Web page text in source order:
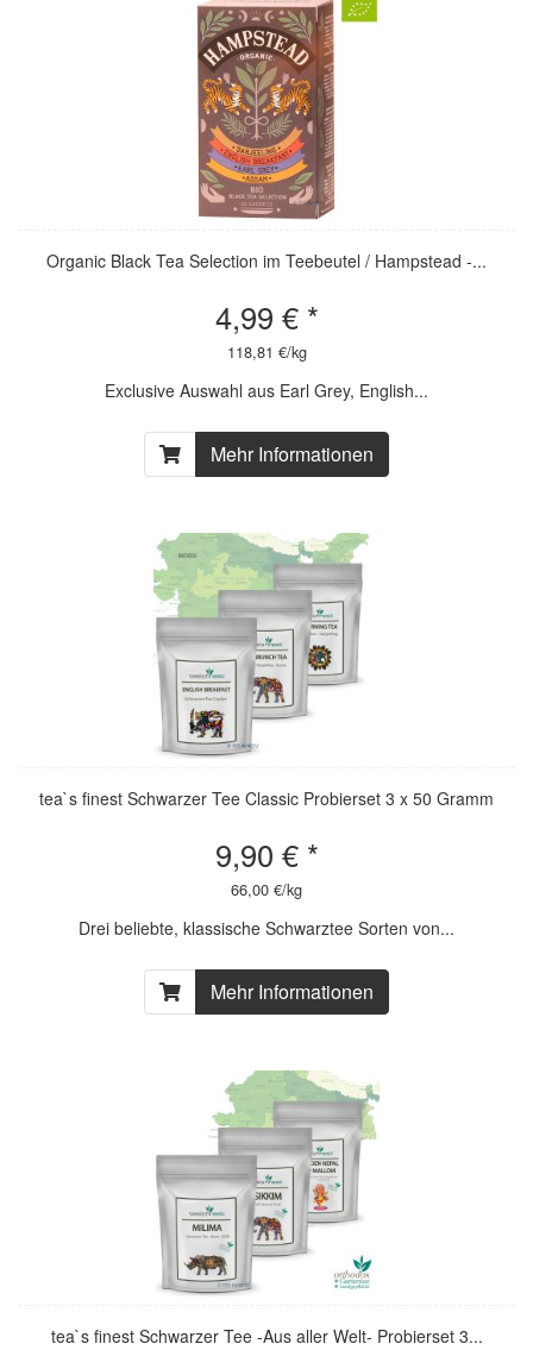
Organic Black Tea Selection im Teebeutel / Hampstead -...
4,99 € *
118,81 €/kg
Exclusive Auswahl aus Earl Grey, English...
Mehr Informationen
tea`s finest Schwarzer Tee Classic Probierset 3 x 50 Gramm
9,90 € *
66,00 €/kg
Drei beliebte, klassische Schwarztee Sorten von...
Mehr Informationen
tea`s finest Schwarzer Tee -Aus aller Welt- Probierset 3...